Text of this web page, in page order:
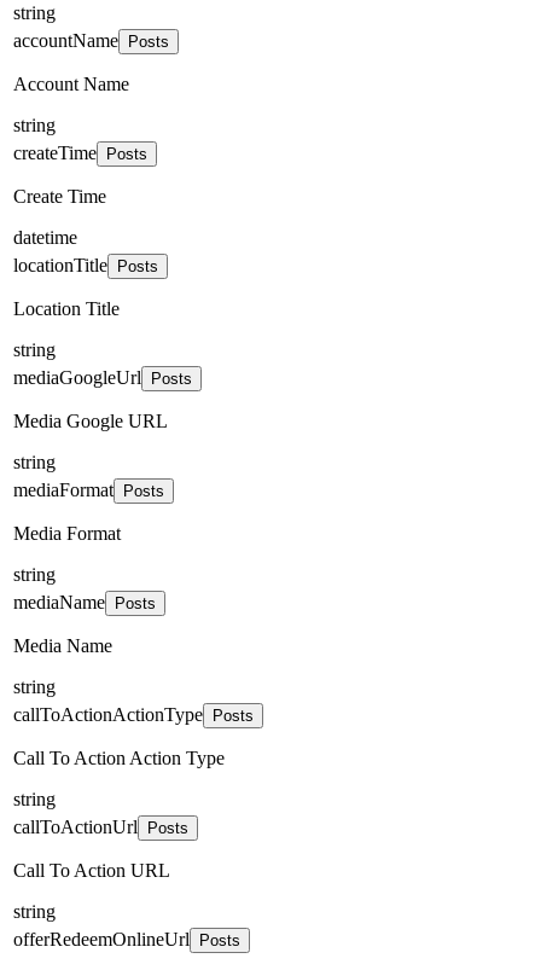
string
accountName
Posts
Account Name
string
createTime
Posts
Create Time
datetime
locationTitle
Posts
Location Title
string
mediaGoogleUrl
Posts
Media Google URL
string
mediaFormat
Posts
Media Format
string
mediaName
Posts
Media Name
string
callToActionActionType
Posts
Call To Action Action Type
string
callToActionUrl
Posts
Call To Action URL
string
offerRedeemOnlineUrl
Posts